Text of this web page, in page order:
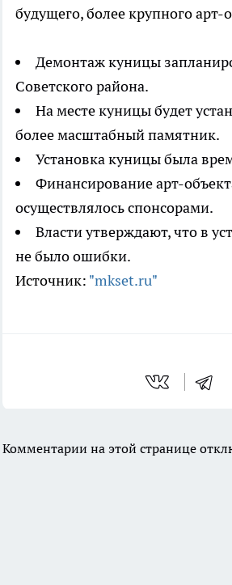
будущего, более крупного арт-
Демонтаж куницы
Советского района.
На месте куницы будет
более масштабный памятник.
Установка куницы была
Финансирование арт-
осуществлялось спонсорами.
Власти утверждают, что в
не было ошибки.
Источник: "mkset.ru"
Комментарии на этой странице